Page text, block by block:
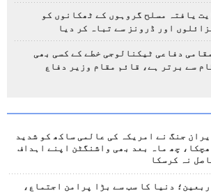
یافتہ مسلح گروہوں کے ٹھکانوں کو
اور ڈرونز سے تباہ کر دیا
دفاعی ٹیکنالوجی خطے کے کسی بھی
سے برتر ہے، قائم مقام وزیر دفاع
جنگ نے امریکہ کی عالمی ساکھ کو شدید
چھ ماہ بعد بھی واشنگٹن اپنے اہداف
نہ کرسکا
دنیا کا سب سے بڑا پرامن اجتماع،